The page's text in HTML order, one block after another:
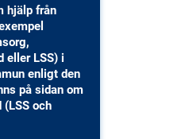
hjälp från
eller LSS) i
enligt den
på sidan om
och